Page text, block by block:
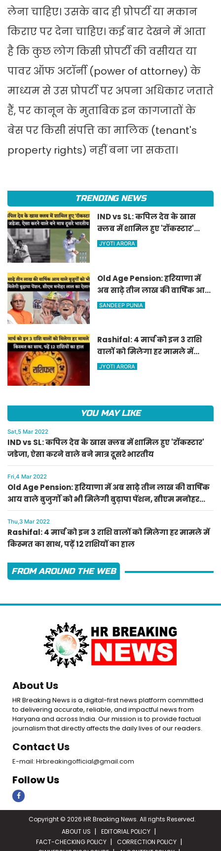
लेना चाहिए। उसके बाद ही प्रोपर्टी या मकान
किराए पर देना चाहिए। कई बार देखने में आता
है कि कुछ लोग किसी प्रोपर्टी की वसीयत या
पावर ऑफ अटॉर्नी (power of attorney) के
माध्यम से उस प्रोपर्टी पर अपना अधिकार जताते
हैं, पर कानून के मुताबिक इन कागजातों के
बेस पर किसी संपत्ति का मालिक (tenant's
property rights) नहीं बना जा सकता।
TRENDING NEWS
IND vs SL: कपिल देव के खास
क्लब में शामिल हुए 'रॉकस्टार'
जडेजा, ऐसा करने वाले बने मात्र
JYOTI ARORA
Old Age Pension: हरियाणा में
अब साढ़े तीन लाख की वार्षिक आय
वाले बुजुर्गों को भी मिलेगी बुढ़ापा
SANDEEP PUNIA
Rashifal: 4 मार्च को इन 3 राशि
वालों को मिलेगा हर मामले में
किस्मत का साथ, पढ़ें 12 राशियों का
JYOTI ARORA
YOU MAY LIKE
Sat,5 Mar 2022
IND vs SL: कपिल देव के खास क्लब में शामिल हुए 'रॉकस्टार'
जडेजा, ऐसा करने वाले बने मात्र दूसरे भारतीय
Fri,4 Mar 2022
Old Age Pension: हरियाणा में अब साढ़े तीन लाख की वार्षिक
आय वाले बुजुर्गों को भी मिलेगी बुढ़ापा पेंशन, सीएम मनोहर
लाल का ऐलान
Thu,3 Mar 2022
Rashifal: 4 मार्च को इन 3 राशि वालों को मिलेगा हर मामले में
किस्मत का साथ, पढ़ें 12 राशियों का हाल
FROM AROUND THE WEB
About Us
HR Breaking News is a digital-first news platform committed
to delivering accurate, reliable, and impactful news from
Haryana and across India. Our mission is to provide factual
journalism that directly affects the daily lives of our readers.
Contact Us
E-mail: Hrbreakingofficial@gmail.com
Follow Us
Copyright © 2026 HR Breaking News. All rights Reserved.
ABOUT US
EDITORIAL POLICY
FACT-CHECKING POLICY
CORRECTION POLICY